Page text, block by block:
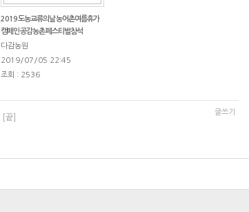
2019 도농교류의날 농어촌 여름휴가
캠페인 공감농촌 페스티벌 참석
다감농원
2019/07/05 22:45
조회 : 2536
글쓰기
[끝]